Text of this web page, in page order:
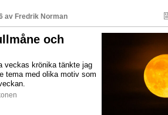
av Fredrik Norman
och
veckas krönika tänkte jag
tema med olika motiv som